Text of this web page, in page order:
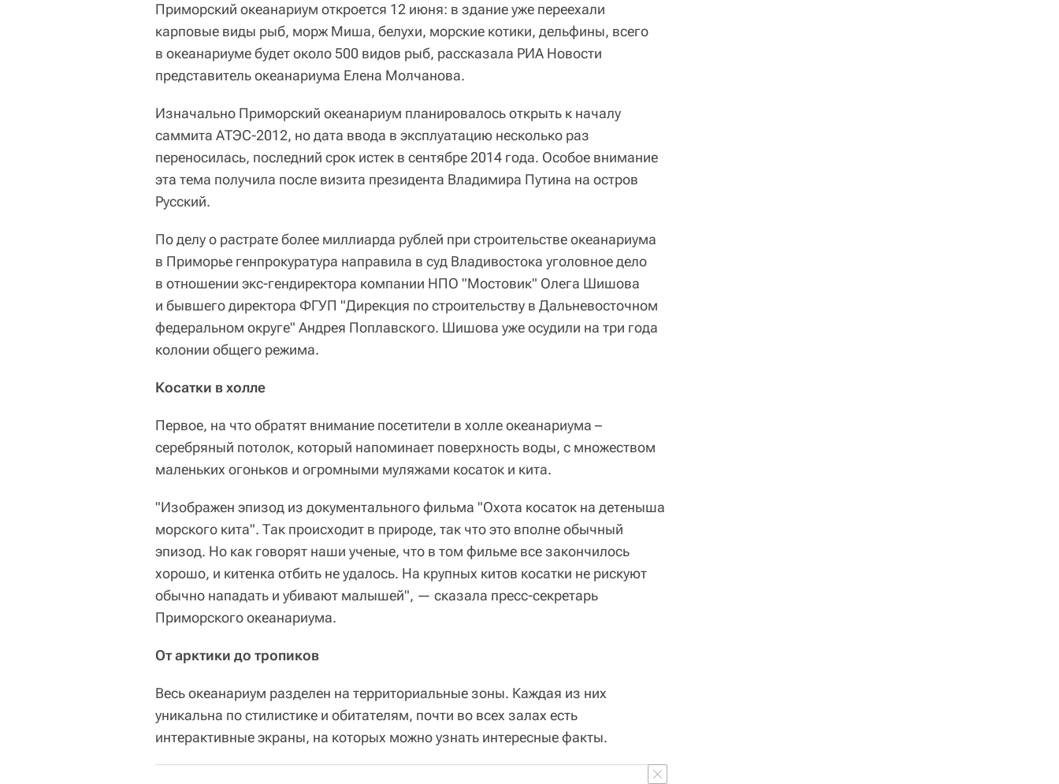
Приморский океанариум откроется 12 июня: в здание уже переехали
карповые виды рыб, морж Миша, белухи, морские котики, дельфины, всего
в океанариуме будет около 500 видов рыб, рассказала РИА Новости
представитель океанариума Елена Молчанова.
Изначально Приморский океанариум планировалось открыть к началу
саммита АТЭС-2012, но дата ввода в эксплуатацию несколько раз
переносилась, последний срок истек в сентябре 2014 года. Особое внимание
эта тема получила после визита президента Владимира Путина на остров
Русский.
По делу о растрате более миллиарда рублей при строительстве океанариума
в Приморье генпрокуратура направила в суд Владивостока уголовное дело
в отношении экс-гендиректора компании НПО "Мостовик" Олега Шишова
и бывшего директора ФГУП "Дирекция по строительству в Дальневосточном
федеральном округе" Андрея Поплавского. Шишова уже осудили на три года
колонии общего режима.
Косатки в холле
Первое, на что обратят внимание посетители в холле океанариума –
серебряный потолок, который напоминает поверхность воды, с множеством
маленьких огоньков и огромными муляжами косаток и кита.
"Изображен эпизод из документального фильма "Охота косаток на детеныша
морского кита". Так происходит в природе, так что это вполне обычный
эпизод. Но как говорят наши ученые, что в том фильме все закончилось
хорошо, и китенка отбить не удалось. На крупных китов косатки не рискуют
обычно нападать и убивают малышей", — сказала пресс-секретарь
Приморского океанариума.
От арктики до тропиков
Весь океанариум разделен на территориальные зоны. Каждая из них
уникальна по стилистике и обитателям, почти во всех залах есть
интерактивные экраны, на которых можно узнать интересные факты.